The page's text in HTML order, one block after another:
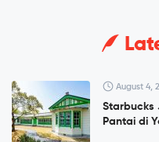
August 4,
Starbucks
Pantai di